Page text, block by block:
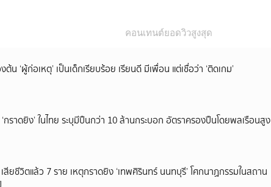
คอนเทนต์ยอดวิวสูงสุด
น ‘ผู้ก่อเหตุ’ เป็นเด็กเรียบร้อย เรียนดี มีเพื่อน แต่เชื่อว่า ‘ติดเกม’
ราดยิง’ ในไทย ระบุมีปืนกว่า 10 ล้านกระบอก อัตราครองปืนโดยพลเรือนสูง
สียชีวิตแล้ว 7 ราย เหตุกราดยิง ‘เทพศิรินทร์ นนทบุรี’ โศกนาฏกรรมในสถาน